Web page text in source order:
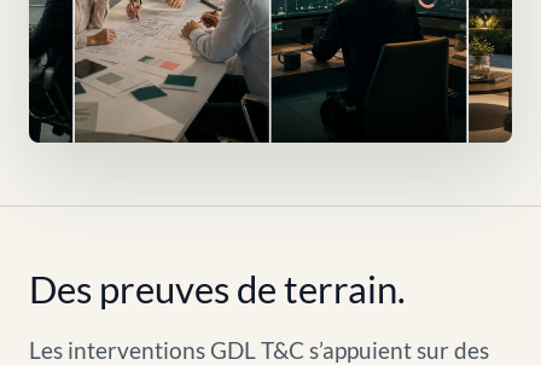
Des preuves de terrain.
Les interventions GDL T&C s’appuient sur des